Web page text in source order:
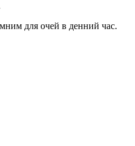
для очей в денний час.